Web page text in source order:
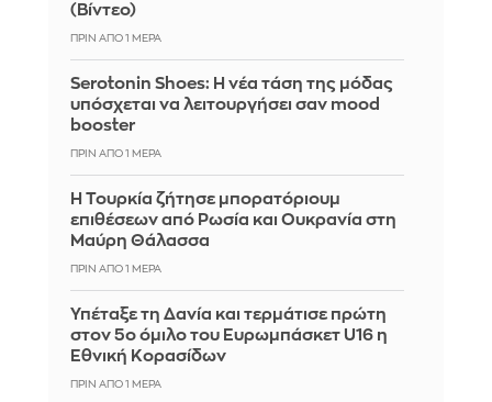
(Βίντεο)
ΠΡΙΝ ΑΠΌ 1 ΜΈΡΑ
Serotonin Shoes: Η νέα τάση της μόδας
υπόσχεται να λειτουργήσει σαν mood
booster
ΠΡΙΝ ΑΠΌ 1 ΜΈΡΑ
Η Τουρκία ζήτησε μπορατόριουμ
επιθέσεων από Ρωσία και Ουκρανία στη
Μαύρη Θάλασσα
ΠΡΙΝ ΑΠΌ 1 ΜΈΡΑ
Υπέταξε τη Δανία και τερμάτισε πρώτη
στον 5ο όμιλο του Ευρωμπάσκετ U16 η
Εθνική Κορασίδων
ΠΡΙΝ ΑΠΌ 1 ΜΈΡΑ